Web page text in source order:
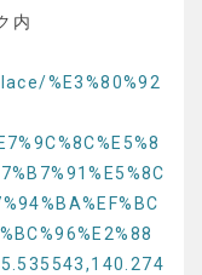
内
%E3%80%92